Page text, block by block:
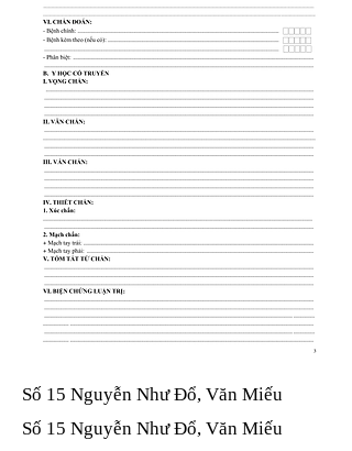
Số 15 Nguyễn Như Đổ, Văn Miếu​​​​
Số 15 Nguyễn Như Đổ, Văn Miếu​​​​